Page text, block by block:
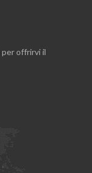
per offrirvi il